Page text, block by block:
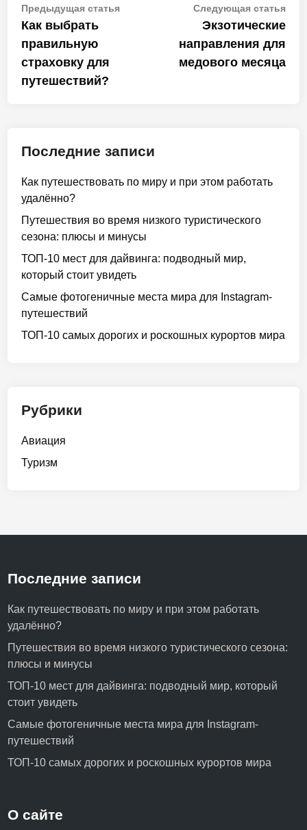
Навигация
по
записям
Предыдущая статьяПредыдущая
Как выбрать
правильную
страховку для
путешествий?
Следующая статья
Экзотические
направления для
медового месяца
Последние записи
Как путешествовать по миру и при этом работать
удалённо?
Путешествия во время низкого туристического
сезона: плюсы и минусы
ТОП-10 мест для дайвинга: подводный мир,
который стоит увидеть
Самые фотогеничные места мира для Instagram-
путешествий
ТОП-10 самых дорогих и роскошных курортов мира
Рубрики
Авиация
Туризм
Последние записи
Как путешествовать по миру и при этом работать
удалённо?
Путешествия во время низкого туристического сезона:
плюсы и минусы
ТОП-10 мест для дайвинга: подводный мир, который
стоит увидеть
Самые фотогеничные места мира для Instagram-
путешествий
ТОП-10 самых дорогих и роскошных курортов мира
О сайте